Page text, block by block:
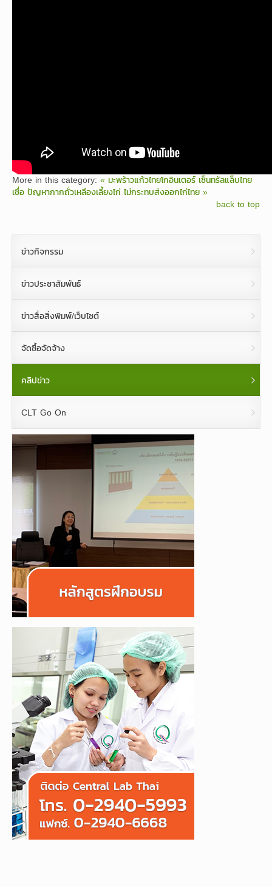
More in this category: « มะพร้าวแก้วไทยโกอินเตอร์ เซ็นทรัลแล็บไทย
เชื่อ ปัญหากากถั่วเหลืองเลี้ยงไก่ ไม่กระทบส่งออกไก่ไทย »
back to top
ข่าวกิจกรรม
ข่าวประชาสัมพันธ์
ข่าวสื่อสิ่งพิมพ์/เว็บไซต์
จัดซื้อจัดจ้าง
คลิปข่าว
CLT Go On